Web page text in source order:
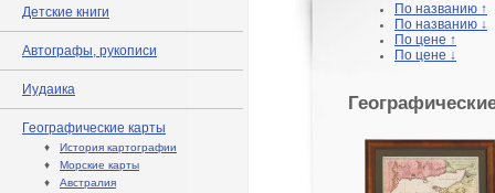
Детские книги
Автографы, рукописи
Иудаика
Географические карты
♦ История картографии
♦ Морские карты
♦ Австралия
По названию ↑
По названию ↓
По цене ↑
По цене ↓